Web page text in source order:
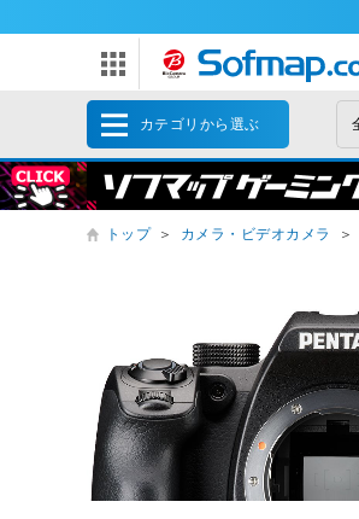
カテゴリから選ぶ
トップ ＞ カメラ・ビデオカメラ ＞